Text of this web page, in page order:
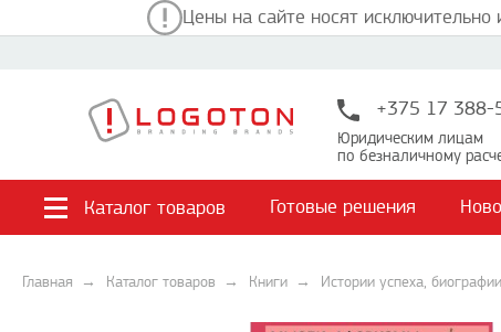
Цены на сайте носят исключительно
+375 17 388-
Юридическим лицам
по безналичному
Каталог товаров Готовые решения
Главная Каталог товаров Книги Истории успеха,